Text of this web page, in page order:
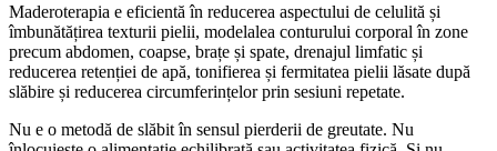
Maderoterapia e eficientă în reducerea aspectului de celulită și
îmbunătățirea texturii pielii, modelalea conturului corporal în zone
precum abdomen, coapse, brațe și spate, drenajul limfatic și
reducerea retenției de apă, tonifierea și fermitatea pielii lăsate după
slăbire și reducerea circumferințelor prin sesiuni repetate.
Nu e o metodă de slăbit în sensul pierderii de greutate. Nu